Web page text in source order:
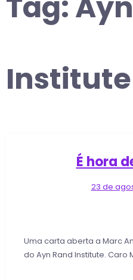
Institute
É hora
23 de
Uma carta aberta a Marc
do Ayn Rand Institute. Caro